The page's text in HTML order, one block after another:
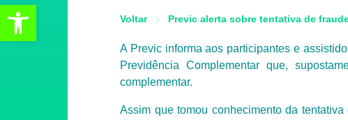
Voltar Previc alerta sobre tentativa de
A Previc informa aos participantes e
Previdência Complementar que,
complementar.
Assim que tomou conhecimento da
Abrir a barra de ferramentas